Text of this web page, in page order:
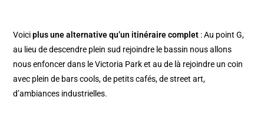
Voiciplus une alternative qu’un itinéraire complet : Au point G,
au lieu de descendre plein sud rejoindre le bassin nous allons
nous enfoncer dans le Victoria Park et au de là rejoindre un coin
avec plein de bars cools, de petits cafés, de street art,
d’ambiances industrielles.